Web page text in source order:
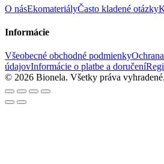
O násEkomateriályČasto kladené otázky
Informácie
Všeobecné obchodné podmienky
údajovInformácie o platbe a doručení
© 2026 Bionela. Všetky práva vyhradené.